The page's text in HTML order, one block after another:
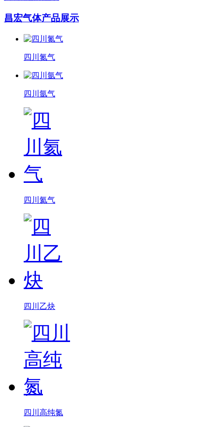
昌宏气体产品展示
四川氮气
四川氩气
四川氦气
四川乙炔
四川高纯氮